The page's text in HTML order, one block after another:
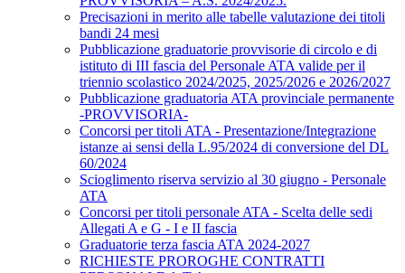
Precisazioni in merito alle tabelle valutazione dei titoli
bandi 24 mesi
Pubblicazione graduatorie provvisorie di circolo e di
istituto di III fascia del Personale ATA valide per il
triennio scolastico 2024/2025, 2025/2026 e 2026/2027
Pubblicazione graduatoria ATA provinciale permanente
-PROVVISORIA-
Concorsi per titoli ATA - Presentazione/Integrazione
istanze ai sensi della L.95/2024 di conversione del DL
60/2024
Scioglimento riserva servizio al 30 giugno - Personale
ATA
Concorsi per titoli personale ATA - Scelta delle sedi
Allegati A e G - I e II fascia
Graduatorie terza fascia ATA 2024-2027
RICHIESTE PROROGHE CONTRATTI